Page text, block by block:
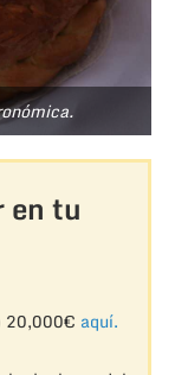
en tu
20,000€ aquí.